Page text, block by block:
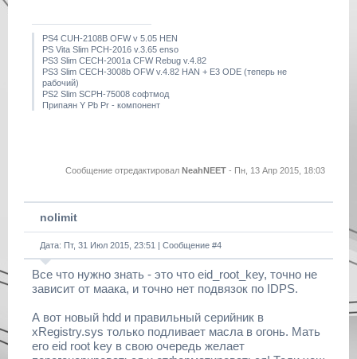
PS4 CUH-2108B OFW v 5.05 HEN
PS Vita Slim PCH-2016 v.3.65 enso
PS3 Slim CECH-2001a CFW Rebug v.4.82
PS3 Slim CECH-3008b OFW v.4.82 HAN + E3 ODE (теперь не
рабочий)
PS2 Slim SCPH-75008 софтмод
Припаян Y Pb Pr - компонент
Сообщение отредактировал NeahNEET - Пн, 13 Апр 2015, 18:03
nolimit
Дата: Пт, 31 Июл 2015, 23:51 | Сообщение #4
Все что нужно знать - это что eid_root_key, точно не
зависит от маака, и точно нет подвязок по IDPS.
А вот новый hdd и правильный серийник в
xRegistry.sys только подливает масла в огонь. Мать
его eid root key в свою очередь желает